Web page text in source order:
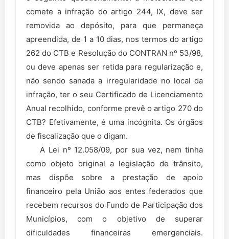
comete a infração do artigo 244, IX, deve ser
removida ao depósito, para que permaneça
apreendida, de 1 a 10 dias, nos termos do artigo
262 do CTB e Resolução do CONTRAN nº 53/98,
ou deve apenas ser retida para regularização e,
não sendo sanada a irregularidade no local da
infração, ter o seu Certificado de Licenciamento
Anual recolhido, conforme prevê o artigo 270 do
CTB? Efetivamente, é uma incógnita. Os órgãos
de fiscalização que o digam.
A Lei nº 12.058/09, por sua vez, nem tinha
como objeto original a legislação de trânsito,
mas dispõe sobre a prestação de apoio
financeiro pela União aos entes federados que
recebem recursos do Fundo de Participação dos
Municípios, com o objetivo de superar
dificuldades financeiras emergenciais.